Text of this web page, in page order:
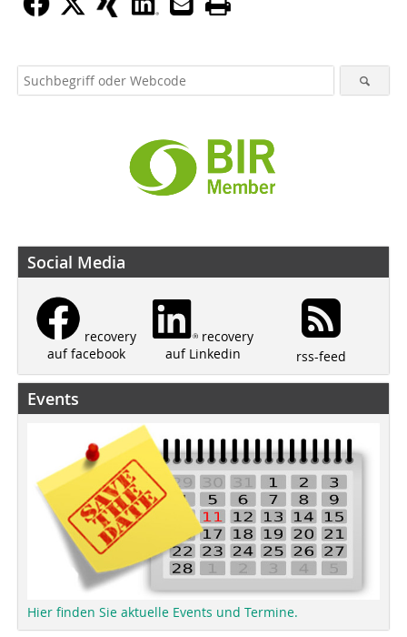
Social Media
recovery
auf facebook
recovery
auf Linkedin
rss-feed
Events
Hier finden Sie aktuelle Events und Termine.